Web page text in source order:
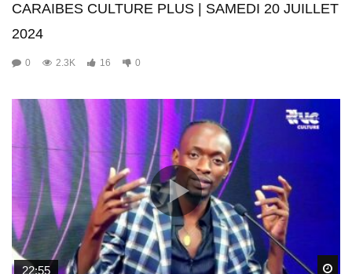
CARAIBES CULTURE PLUS | SAMEDI 20 JUILLET
2024
0 2.3K 16 0
22:55